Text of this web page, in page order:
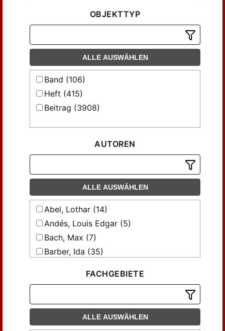
OBJEKTTYP
ALLE AUSWÄHLEN
Band (106)
Heft (415)
Beitrag (3908)
AUTOREN
ALLE AUSWÄHLEN
Abel, Lothar (14)
Andés, Louis Edgar (5)
Bach, Max (7)
Barber, Ida (35)
Becker, Hermann (18)
Benn, R. Davis (7)
Beringer, Oscar (13)
FACHGEBIETE
ALLE AUSWÄHLEN